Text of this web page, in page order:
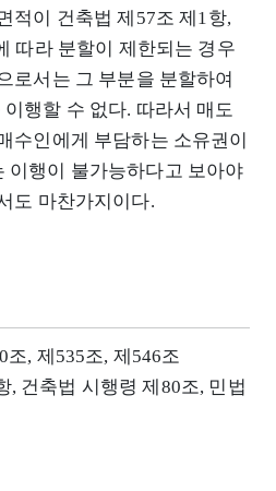
적이 건축법 제57조 제1항,
따라 분할이 제한되는 경우
로서는 그 부분을 분할하여
행할 수 없다. 따라서 매도
수인에게 부담하는 소유권이
이행이 불가능하다고 보아야
도 마찬가지이다.
조, 제535조, 제546조
, 건축법 시행령 제80조, 민법